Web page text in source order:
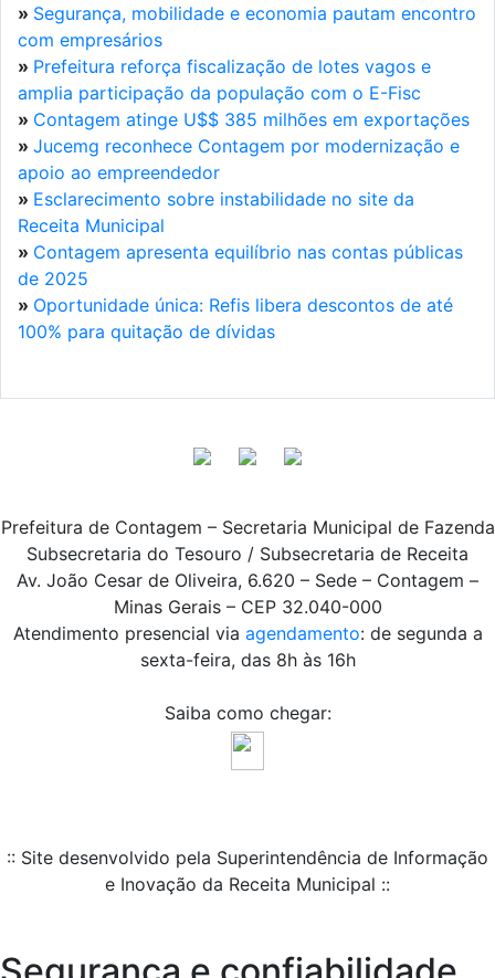
» Segurança, mobilidade e economia pautam encontro
com empresários
» Prefeitura reforça fiscalização de lotes vagos e
amplia participação da população com o E-Fisc
» Contagem atinge U$$ 385 milhões em exportações
» Jucemg reconhece Contagem por modernização e
apoio ao empreendedor
» Esclarecimento sobre instabilidade no site da
Receita Municipal
» Contagem apresenta equilíbrio nas contas públicas
de 2025
» Oportunidade única: Refis libera descontos de até
100% para quitação de dívidas
Prefeitura de Contagem – Secretaria Municipal de Fazenda
Subsecretaria do Tesouro / Subsecretaria de Receita
Av. João Cesar de Oliveira, 6.620 – Sede – Contagem –
Minas Gerais – CEP 32.040-000
Atendimento presencial via agendamento: de segunda a
sexta-feira, das 8h às 16h
Saiba como chegar:
:: Site desenvolvido pela Superintendência de Informação
e Inovação da Receita Municipal ::